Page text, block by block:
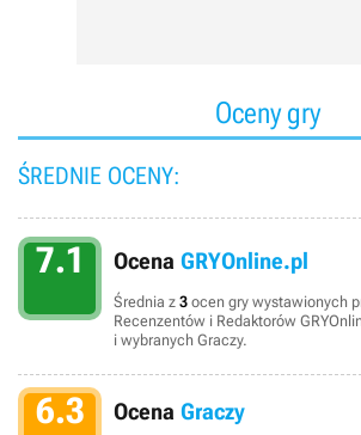
Oceny gry
ŚREDNIE OCENY:
7.1 Ocena GRYOnline.pl
Średnia z 3 ocen gry wystawionych
Recenzentów i Redaktorów
i wybranych Graczy.
6.3 Ocena Graczy